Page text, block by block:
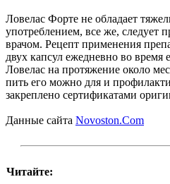
Ловелас Форте не обладает
употреблением, все же, следует
врачом. Рецепт применения
двух капсул ежедневно во время
Ловелас на протяжение около
пить его можно для и
закреплено сертификатами
Данные сайта Novoston.Com
Читайте: